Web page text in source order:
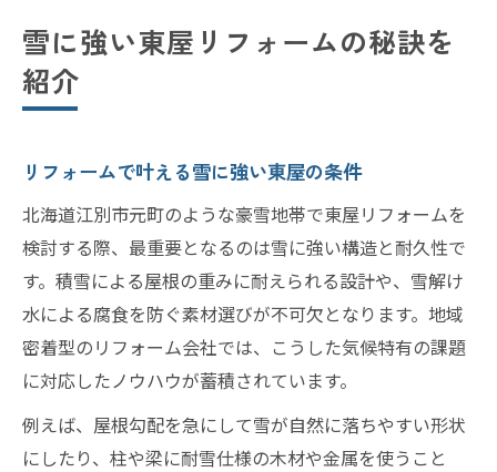
雪に強い東屋リフォームの秘訣を
紹介
リフォームで叶える雪に強い東屋の条件
北海道江別市元町のような豪雪地帯で東屋リフォームを
検討する際、最重要となるのは雪に強い構造と耐久性で
す。積雪による屋根の重みに耐えられる設計や、雪解け
水による腐食を防ぐ素材選びが不可欠となります。地域
密着型のリフォーム会社では、こうした気候特有の課題
に対応したノウハウが蓄積されています。
例えば、屋根勾配を急にして雪が自然に落ちやすい形状
にしたり、柱や梁に耐雪仕様の木材や金属を使うこと